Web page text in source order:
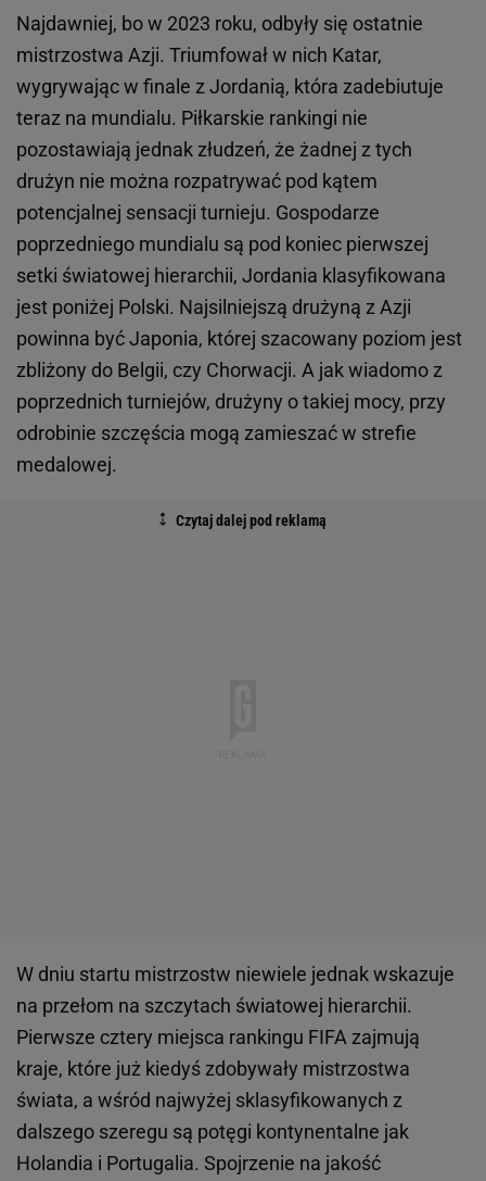
Najdawniej, bo w 2023 roku, odbyły się ostatnie
mistrzostwa Azji. Triumfował w nich Katar,
wygrywając w finale z Jordanią, która zadebiutuje
teraz na mundialu. Piłkarskie rankingi nie
pozostawiają jednak złudzeń, że żadnej z tych
drużyn nie można rozpatrywać pod kątem
potencjalnej sensacji turnieju. Gospodarze
poprzedniego mundialu są pod koniec pierwszej
setki światowej hierarchii, Jordania klasyfikowana
jest poniżej Polski. Najsilniejszą drużyną z Azji
powinna być Japonia, której szacowany poziom jest
zbliżony do Belgii, czy Chorwacji. A jak wiadomo z
poprzednich turniejów, drużyny o takiej mocy, przy
odrobinie szczęścia mogą zamieszać w strefie
medalowej.
W dniu startu mistrzostw niewiele jednak wskazuje
na przełom na szczytach światowej hierarchii.
Pierwsze cztery miejsca rankingu FIFA zajmują
kraje, które już kiedyś zdobywały mistrzostwa
świata, a wśród najwyżej sklasyfikowanych z
dalszego szeregu są potęgi kontynentalne jak
Holandia i Portugalia. Spojrzenie na jakość